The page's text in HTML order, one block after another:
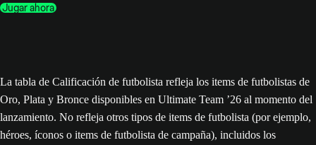
Jugar ahora
La tabla de Calificación de futbolista refleja los items de futbolistas de
Oro, Plata y Bronce disponibles en Ultimate Team ’26 al momento del
lanzamiento. No refleja otros tipos de items de futbolista (por ejemplo,
héroes, íconos o items de futbolista de campaña), incluidos los